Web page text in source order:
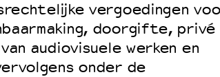
vergoedingen
doorgifte, privé
audiovisuele werken en
onder de